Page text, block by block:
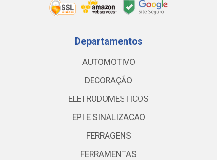
Departamentos
AUTOMOTIVO
DECORAÇÃO
ELETRODOMESTICOS
EPI E SINALIZACAO
FERRAGENS
FERRAMENTAS